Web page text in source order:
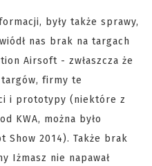
były także sprawy,
nas brak na targach
Airsoft - zwłaszcza że
targów, firmy te
i prototypy (niektóre z
KWA, można było
Show 2014). Także brak
Iżmasz nie napawał